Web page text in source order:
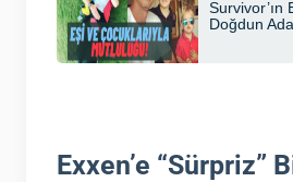
Exxen’e “Sürpriz”